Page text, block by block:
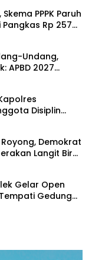
PPPK Paruh
Rp 257
Undang,
APBD 2027
Disiplin
Demokrat
Langit Biru
Gelar Open
Gedung